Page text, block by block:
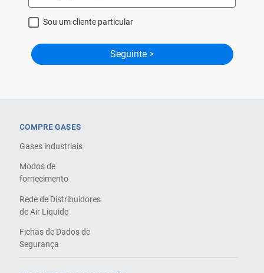
Sou um cliente particular
COMPRE GASES
Gases industriais
Modos de
fornecimento
Rede de Distribuidores
de Air Liquide
Fichas de Dados de
Segurança